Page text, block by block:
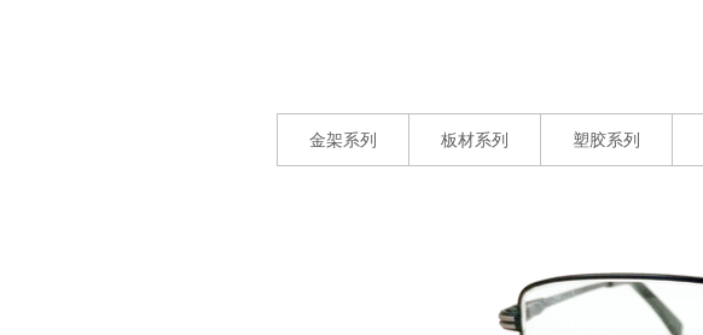
金架系列 板材系列 塑胶系列